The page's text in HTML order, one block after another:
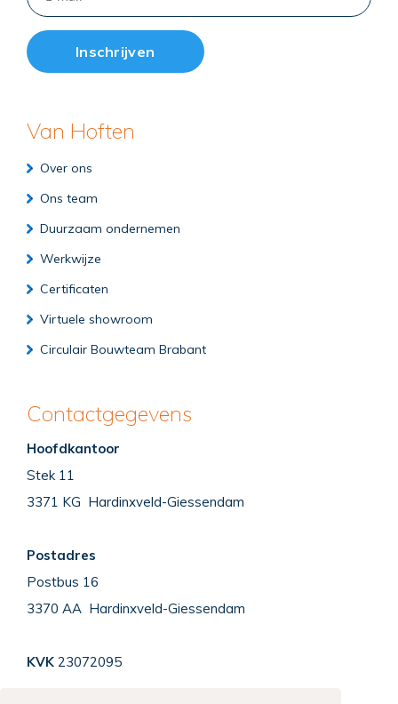
Van Hoften
Over ons
Ons team
Duurzaam ondernemen
Werkwijze
Certificaten
Virtuele showroom
Circulair Bouwteam Brabant
Contactgegevens
Hoofdkantoor
Stek 11
3371 KG Hardinxveld-Giessendam
Postadres
Postbus 16
3370 AA Hardinxveld-Giessendam
KVK 23072095